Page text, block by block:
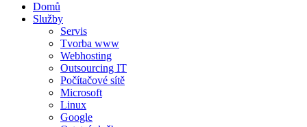
Domů
Služby
Servis
Tvorba www
Webhosting
Outsourcing IT
Počítačové sítě
Microsoft
Linux
Google